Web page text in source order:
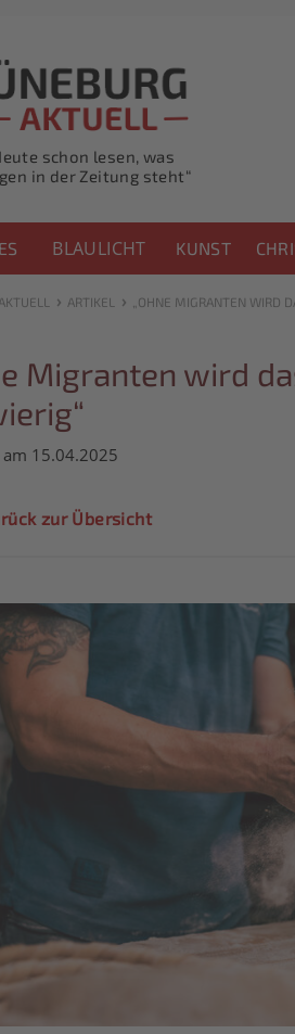
schon lesen, was
in der Zeitung steht“
BLAULICHT KUNST
› ARTIKEL › „OHNE MIGRANTEN WIRD
Migranten wird
am 15.04.2025
zur Übersicht